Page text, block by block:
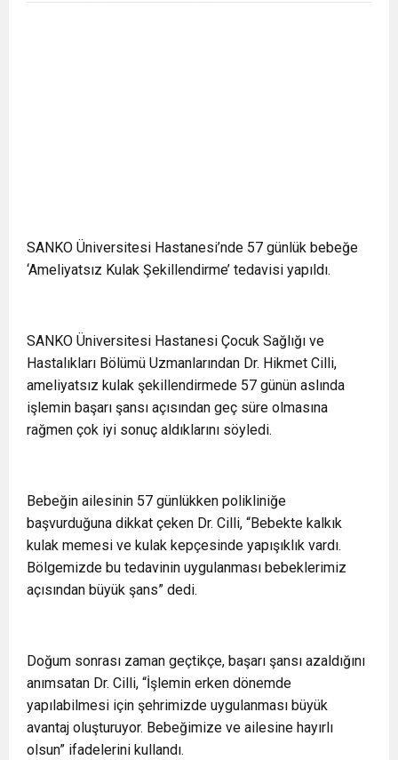
SANKO Üniversitesi Hastanesi’nde 57 günlük bebeğe
‘Ameliyatsız Kulak Şekillendirme’ tedavisi yapıldı.
SANKO Üniversitesi Hastanesi Çocuk Sağlığı ve
Hastalıkları Bölümü Uzmanlarından Dr. Hikmet Cilli,
ameliyatsız kulak şekillendirmede 57 günün aslında
işlemin başarı şansı açısından geç süre olmasına
rağmen çok iyi sonuç aldıklarını söyledi.
Bebeğin ailesinin 57 günlükken polikliniğe
başvurduğuna dikkat çeken Dr. Cilli, “Bebekte kalkık
kulak memesi ve kulak kepçesinde yapışıklık vardı.
Bölgemizde bu tedavinin uygulanması bebeklerimiz
açısından büyük şans” dedi.
Doğum sonrası zaman geçtikçe, başarı şansı azaldığını
anımsatan Dr. Cilli, “İşlemin erken dönemde
yapılabilmesi için şehrimizde uygulanması büyük
avantaj oluşturuyor. Bebeğimize ve ailesine hayırlı
olsun” ifadelerini kullandı.